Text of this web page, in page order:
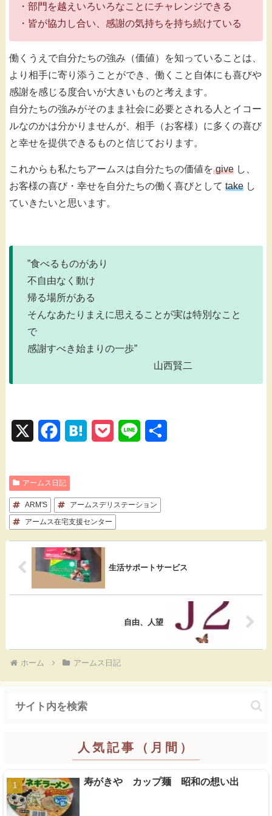
・部門を越えいろいろなことにチャレンジできる
・皆が協力し合い、感謝の気持ちを持ち続けている
働くうえで自分たちの強み（価値）を知っていることは、
より相手に寄り添うことができ、働くこと自体にも喜びや
感謝を感じる度合いが大きいものと考えます。
自分たちの強みがそのまま社会に必要とされる人とイコー
ルなのかは分かりませんが、相手（お客様）に多くの喜び
と幸せを提供できるものと信じております。
これからも私たちアームスは自分たちの価値をgive し、
お客様の喜び・幸せを自分たちの働く喜びとして take し
ていきたいと思います。
”食べるものがあり
不自由なく動け
帰る場所がある
そんなあたりまえに思えることが実は特別なこと
で
感謝すべき始まりの一歩”
山西賢二
c
e
b
o
o
e
n
a
k
e
t
e
アームス日記
ARM'S
アームスデリステーション
アームス在宅支援センター
生活サポートサービス
自由、人望
ホーム アームス日記
人気記事（月間）
寿がきや カップ麺 昭和の想い出